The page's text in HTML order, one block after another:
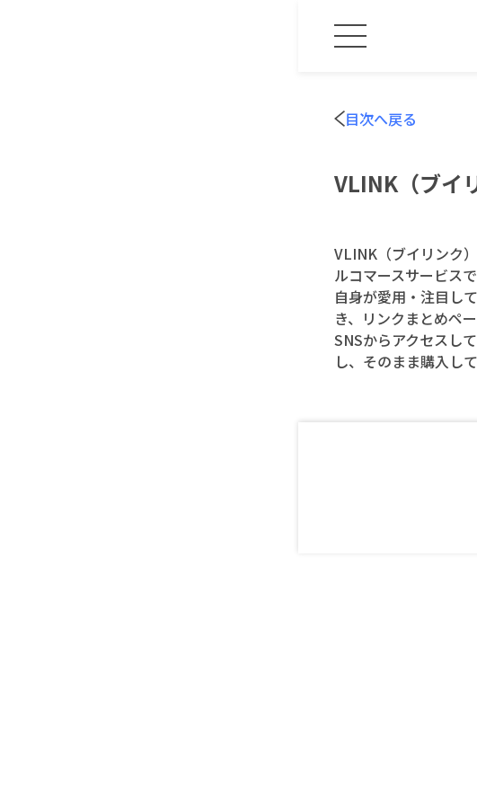
目次へ戻る
VLINK（ブイ
VLINK（ブイリンク
ルコマースサービスで
自身が愛用・注目し
き、リンクまとめペ
SNSからアクセスし
し、そのまま購入し